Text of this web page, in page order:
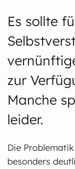
Es sollte
zur
Manche
leider.
Die
besonders